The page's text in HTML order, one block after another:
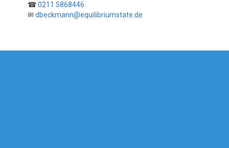
☎0211 5868446
✉ dbeckmann@equilibriumstate.de